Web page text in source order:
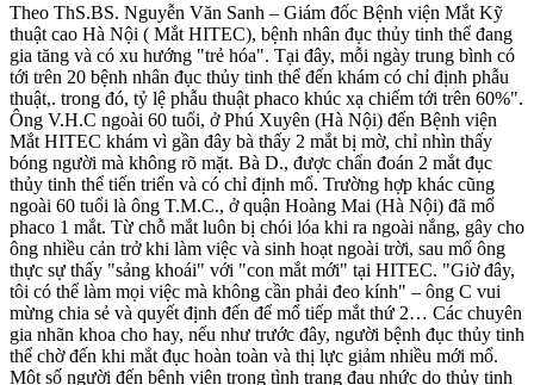
Theo ThS.BS. Nguyễn Văn Sanh – Giám đốc Bệnh viện Mắt Kỹ
thuật cao Hà Nội ( Mắt HITEC), bệnh nhân đục thủy tinh thể đang
gia tăng và có xu hướng "trẻ hóa". Tại đây, mỗi ngày trung bình có
tới trên 20 bệnh nhân đục thủy tinh thể đến khám có chỉ định phẫu
thuật,. trong đó, tỷ lệ phẫu thuật phaco khúc xạ chiếm tới trên 60%".
Ông V.H.C ngoài 60 tuổi, ở Phú Xuyên (Hà Nội) đến Bệnh viện
Mắt HITEC khám vì gần đây bà thấy 2 mắt bị mờ, chỉ nhìn thấy
bóng người mà không rõ mặt. Bà D., được chẩn đoán 2 mắt đục
thủy tinh thể tiến triển và có chỉ định mổ. Trường hợp khác cũng
ngoài 60 tuổi là ông T.M.C., ở quận Hoàng Mai (Hà Nội) đã mổ
phaco 1 mắt. Từ chỗ mắt luôn bị chói lóa khi ra ngoài nắng, gây cho
ông nhiều cản trở khi làm việc và sinh hoạt ngoài trời, sau mổ ông
thực sự thấy "sảng khoái" với "con mắt mới" tại HITEC. "Giờ đây,
tôi có thể làm mọi việc mà không cần phải đeo kính" – ông C vui
mừng chia sẻ và quyết định đến để mổ tiếp mắt thứ 2… Các chuyên
gia nhãn khoa cho hay, nếu như trước đây, người bệnh đục thủy tinh
thể chờ đến khi mắt đục hoàn toàn và thị lực giảm nhiều mới mổ.
Một số người đến bệnh viện trong tình trạng đau nhức do thủy tinh